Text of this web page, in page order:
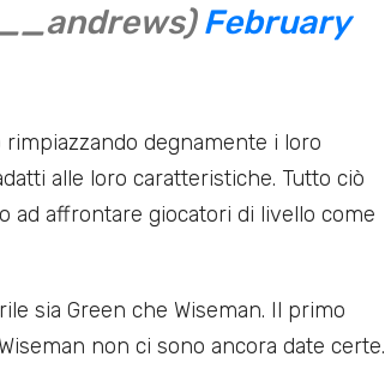
February
rimpiazzando degnamente i loro
alle loro caratteristiche. Tutto ciò
ad affrontare giocatori di livello come
sia Green che Wiseman. Il primo
non ci sono ancora date certe.